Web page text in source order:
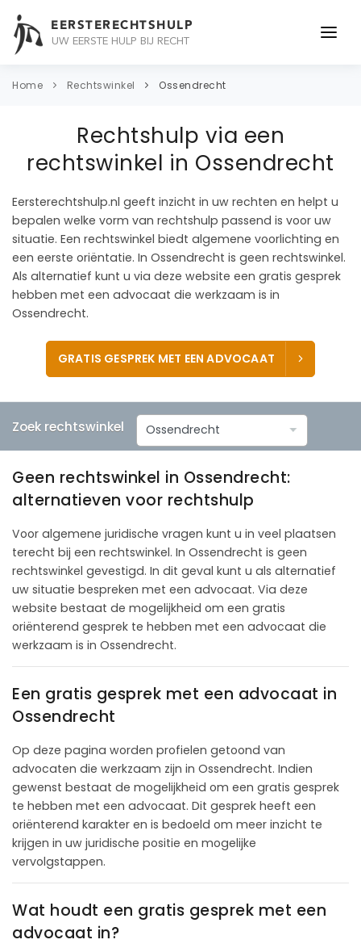
EERSTERECHTSHULP
UW EERSTE HULP BIJ RECHT
ONDERWERPEN
ADVOCAAT
CONTACT
Home Rechtswinkel Ossendrecht
Rechtshulp via een
rechtswinkel in Ossendrecht
Eersterechtshulp.nl geeft inzicht in uw rechten en helpt u
bepalen welke vorm van rechtshulp passend is voor uw
situatie. Een rechtswinkel biedt algemene voorlichting en
een eerste oriëntatie. In Ossendrecht is geen rechtswinkel.
Als alternatief kunt u via deze website een gratis gesprek
hebben met een advocaat die werkzaam is in
Ossendrecht.
GRATIS GESPREK MET EEN ADVOCAAT
Zoek rechtswinkel
Geen rechtswinkel in Ossendrecht:
alternatieven voor rechtshulp
Voor algemene juridische vragen kunt u in veel plaatsen
terecht bij een rechtswinkel. In Ossendrecht is geen
rechtswinkel gevestigd. In dit geval kunt u als alternatief
uw situatie bespreken met een advocaat. Via deze
website bestaat de mogelijkheid om een gratis
oriënterend gesprek te hebben met een advocaat die
werkzaam is in Ossendrecht.
Een gratis gesprek met een advocaat in
Ossendrecht
Op deze pagina worden profielen getoond van
advocaten die werkzaam zijn in Ossendrecht. Indien
gewenst bestaat de mogelijkheid om een gratis gesprek
te hebben met een advocaat. Dit gesprek heeft een
oriënterend karakter en is bedoeld om meer inzicht te
krijgen in uw juridische positie en mogelijke
vervolgstappen.
Wat houdt een gratis gesprek met een
advocaat in?